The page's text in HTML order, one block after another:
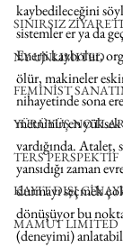
SINIRSIZ
NY UNLIMITED
FEMİNİST
YÜRÜYÜŞ
TERS PERSPEKTİF
KAYIT DIŞI
MAMUT LIMITED
kaybedileceğini
sistemler er ya da
Enerji kaybolur,
ölür, makineler
nihayetinde sona
metninin en
vardığında. Atalet,
yansıdığı zaman
durmayı seçmek
dönüşüyor bu
(deneyimi)